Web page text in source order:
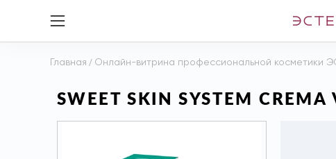
Главная / Онлайн-витрина профессиональной косметики
SWEET SKIN SYSTEM